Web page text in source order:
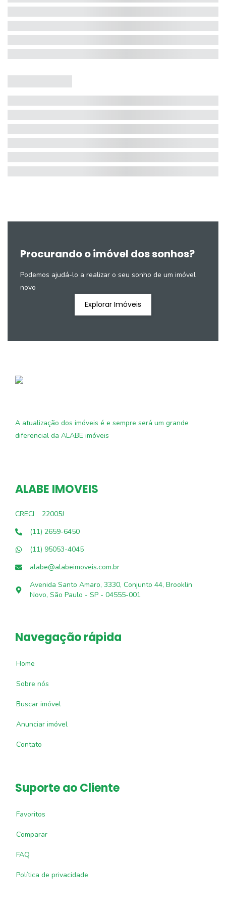
Procurando o imóvel dos sonhos?
Podemos ajudá-lo a realizar o seu sonho de um imóvel
novo
Explorar Imóveis
A atualização dos imóveis é e sempre será um grande
diferencial da ALABE imóveis
ALABE IMOVEIS
CRECI
22005J
(11) 2659-6450
(11) 95053-4045
alabe@alabeimoveis.com.br
Avenida Santo Amaro, 3330, Conjunto 44, Brooklin
Novo, São Paulo - SP - 04555-001
Navegação rápida
Home
Sobre nós
Buscar imóvel
Anunciar imóvel
Contato
Suporte ao Cliente
Favoritos
Comparar
FAQ
Política de privacidade